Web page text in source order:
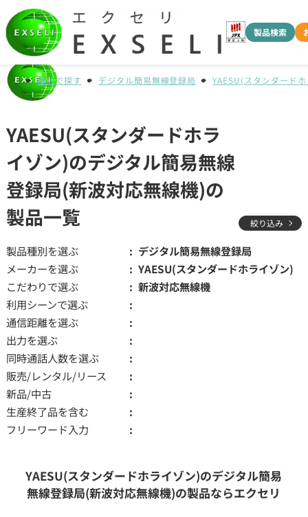
製品検索
種別で探す デジタル簡易無線登録局 YAESU(スタンダード
YAESU(スタンダードホラ
イゾン)のデジタル簡易無線
登録局(新波対応無線機)の
製品一覧
絞り込み
製品種別を選ぶ
デジタル簡易無線登録局
メーカーを選ぶ
YAESU(スタンダードホライゾン)
こだわりで選ぶ
新波対応無線機
利用シーンで選ぶ
通信距離を選ぶ
出力を選ぶ
同時通話人数を選ぶ
販売/レンタル/リース
新品/中古
生産終了品を含む
フリーワード入力
YAESU(スタンダードホライゾン)のデジタル簡易
無線登録局(新波対応無線機)の製品ならエクセリ